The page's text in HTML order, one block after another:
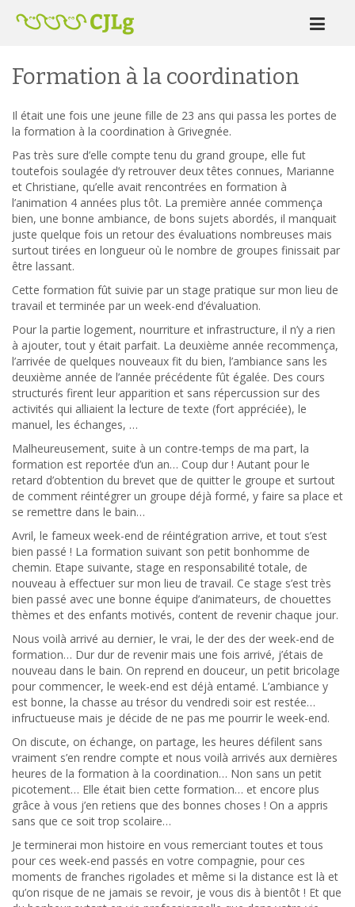
Formation à la coordination
Il était une fois une jeune fille de 23 ans qui passa les portes de
la formation à la coordination à Grivegnée.
Pas très sure d’elle compte tenu du grand groupe, elle fut
toutefois soulagée d’y retrouver deux têtes connues, Marianne
et Christiane, qu’elle avait rencontrées en formation à
l’animation 4 années plus tôt. La première année commença
bien, une bonne ambiance, de bons sujets abordés, il manquait
juste quelque fois un retour des évaluations nombreuses mais
surtout tirées en longueur où le nombre de groupes finissait par
être lassant.
Cette formation fût suivie par un stage pratique sur mon lieu de
travail et terminée par un week-end d’évaluation.
Pour la partie logement, nourriture et infrastructure, il n’y a rien
à ajouter, tout y était parfait. La deuxième année recommença,
l’arrivée de quelques nouveaux fit du bien, l’ambiance sans les
deuxième année de l’année précédente fût égalée. Des cours
structurés firent leur apparition et sans répercussion sur des
activités qui alliaient la lecture de texte (fort appréciée), le
manuel, les échanges, …
Malheureusement, suite à un contre-temps de ma part, la
formation est reportée d’un an… Coup dur ! Autant pour le
retard d’obtention du brevet que de quitter le groupe et surtout
de comment réintégrer un groupe déjà formé, y faire sa place et
se remettre dans le bain…
Avril, le fameux week-end de réintégration arrive, et tout s’est
bien passé ! La formation suivant son petit bonhomme de
chemin. Etape suivante, stage en responsabilité totale, de
nouveau à effectuer sur mon lieu de travail. Ce stage s’est très
bien passé avec une bonne équipe d’animateurs, de chouettes
thèmes et des enfants motivés, content de revenir chaque jour.
Nous voilà arrivé au dernier, le vrai, le der des der week-end de
formation… Dur dur de revenir mais une fois arrivé, j’étais de
nouveau dans le bain. On reprend en douceur, un petit bricolage
pour commencer, le week-end est déjà entamé. L’ambiance y
est bonne, la chasse au trésor du vendredi soir est restée…
infructueuse mais je décide de ne pas me pourrir le week-end.
On discute, on échange, on partage, les heures défilent sans
vraiment s’en rendre compte et nous voilà arrivés aux dernières
heures de la formation à la coordination… Non sans un petit
picotement… Elle était bien cette formation… et encore plus
grâce à vous j’en retiens que des bonnes choses ! On a appris
sans que ce soit trop scolaire…
Je terminerai mon histoire en vous remerciant toutes et tous
pour ces week-end passés en votre compagnie, pour ces
moments de franches rigolades et même si la distance est là et
qu’on risque de ne jamais se revoir, je vous dis à bientôt ! Et que